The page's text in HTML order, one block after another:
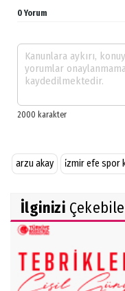
0 Yorum
arzu akay i̇zmir efe spor
İlginizi